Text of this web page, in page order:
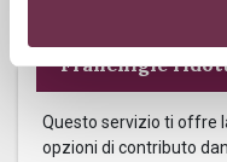
Franchigie
Questo servizio ti offre
opzioni di contributo